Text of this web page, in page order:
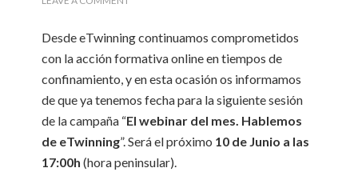
Desde eTwinning continuamos comprometidos
con la acción formativa online en tiempos de
confinamiento, y en esta ocasión os informamos
de que ya tenemos fecha para la siguiente sesión
de la campaña “El webinar del mes. Hablemos
de eTwinning”. Será el próximo 10 de Junio a las
17:00h (hora peninsular).